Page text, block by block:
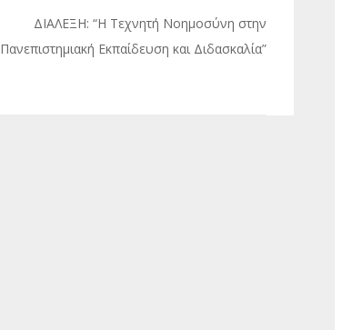
ΔΙΑΛΕΞΗ: “Η Τεχνητή Νοημοσύνη στην
Πανεπιστημιακή Εκπαίδευση και Διδασκαλία”